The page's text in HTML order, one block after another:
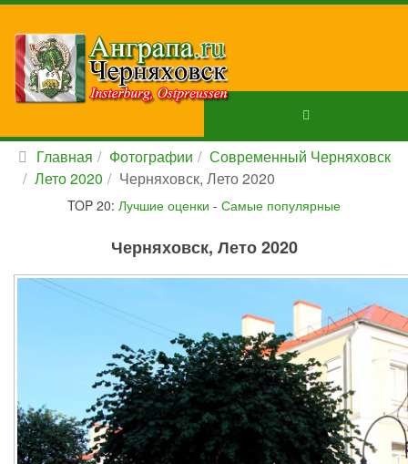
Главная Фотографии
Современный Черняховск
Лето 2020
Черняховск, Лето 2020
TOP 20: Лучшие оценки - Самые популярные
Черняховск, Лето 2020